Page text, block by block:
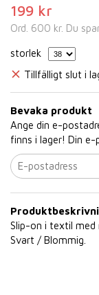
199 kr
Ord. 600 kr. Du
storlek
Tillfälligt slut i
Bevaka produkt
Ange din e-
finns i lager! Din e-
Slip-on i textil med
Svart / Blommig.